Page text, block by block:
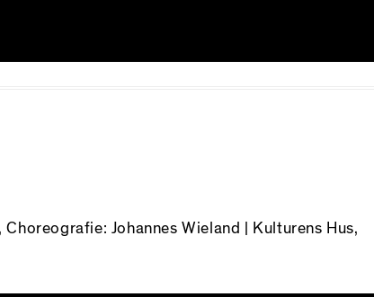
Choreografie: Johannes Wieland | Kulturens Hus,